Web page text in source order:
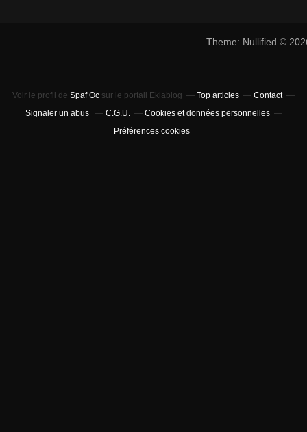
Theme: Nullified ©
Voir le profil de Spaf Oc sur le portail Eklablog Top articles
Contact
Signaler un abus
C.G.U.
Cookies et données personnelles
Préférences cookies